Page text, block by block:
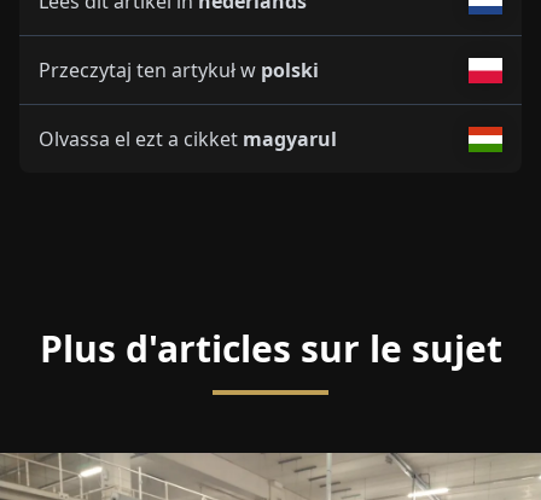
Przeczytaj ten artykuł w polski
Olvassa el ezt a cikket magyarul
Plus d'articles sur le sujet